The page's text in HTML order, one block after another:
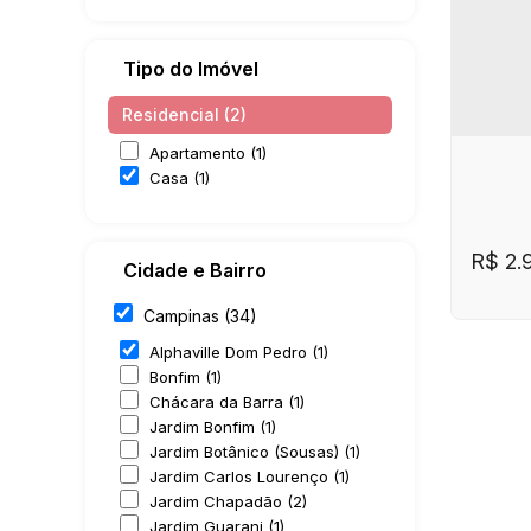
Tipo do Imóvel
Residencial (2)
Apartamento (1)
Casa (1)
Cidade e Bairro
Campinas (34)
Alphaville Dom Pedro (1)
Bonfim (1)
Chácara da Barra (1)
Jardim Bonfim (1)
Jardim Botânico (Sousas) (1)
Jardim Carlos Lourenço (1)
Jardim Chapadão (2)
Jardim Guarani (1)
R$